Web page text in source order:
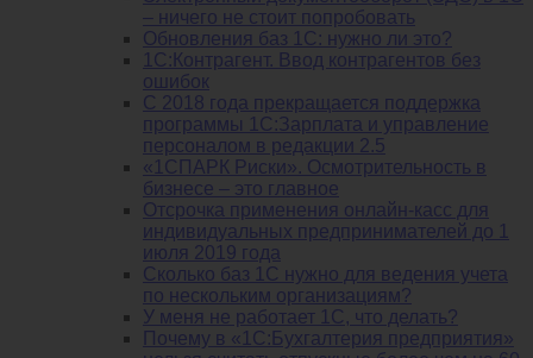
– ничего не стоит попробовать
Обновления баз 1С: нужно ли это?
1С:Контрагент. Ввод контрагентов без
ошибок
С 2018 года прекращается поддержка
программы 1С:Зарплата и управление
персоналом в редакции 2.5
«1СПАРК Риски». Осмотрительность в
бизнесе – это главное
Отсрочка применения онлайн-касс для
индивидуальных предпринимателей до 1
июля 2019 года
Сколько баз 1C нужно для ведения учета
по нескольким организациям?
У меня не работает 1С, что делать?
Почему в «1С:Бухгалтерия предприятия»